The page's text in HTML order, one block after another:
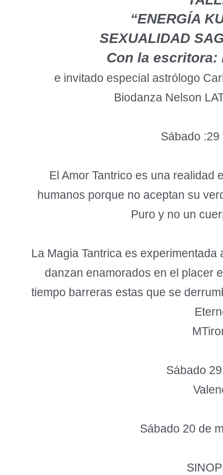
“ENERGÍA
SEXUALIDAD
Con la escritora:
e invitado especial astrólogo
Biodanza Nelson
Sábado
El Amor Tantrico es una realidad
humanos porque no aceptan su
Puro y no un
La Magia Tantrica es
danzan enamorados en el placer
tiempo barreras estas que se
Sábado
Sábado 20 de